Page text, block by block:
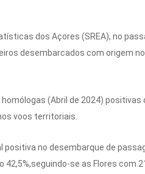
dos Açores (SREA), no
desembarcados com origem
(Abril de 2024)
voos territoriais.
no desembarque de
se as Flores com